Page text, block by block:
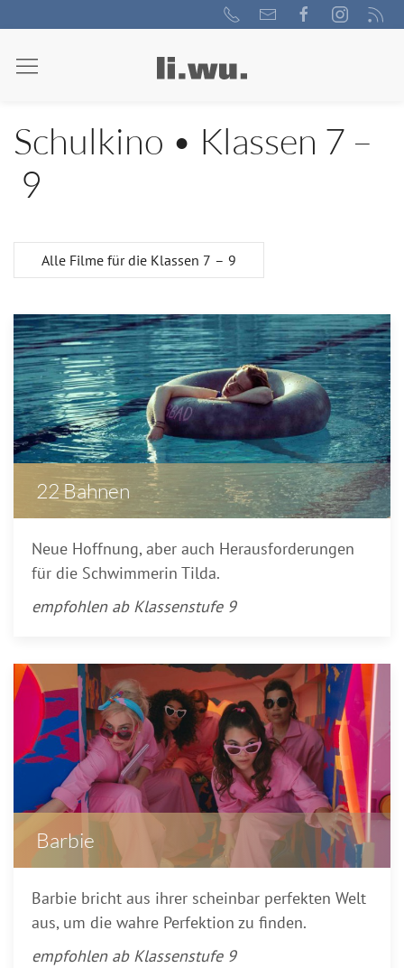
Schulkino • Klassen 7 –
9
Alle Filme für die Klassen 7 – 9
22 Bahnen
Neue Hoffnung, aber auch Herausforderungen
für die Schwimmerin Tilda.
empfohlen ab Klassenstufe 9
Barbie
Barbie bricht aus ihrer scheinbar perfekten Welt
aus, um die wahre Perfektion zu finden.
empfohlen ab Klassenstufe 9